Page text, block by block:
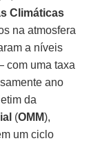
Climáticas
na atmosfera
a níveis
com uma taxa
ano
da
(OMM),
um ciclo